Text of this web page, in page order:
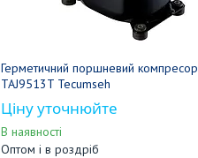
Герметичний поршневий компресор
TAJ9513T Tecumseh
Ціну уточнюйте
В наявності
Оптом і в роздріб